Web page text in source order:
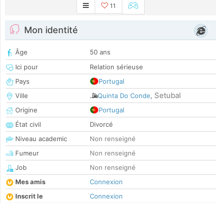
11
Mon identité
Âge
50 ans
Ici pour
Relation sérieuse
Pays
Portugal
Ville
Quinta Do Conde, Setubal
Origine
Portugal
État civil
Divorcé
Niveau academic
Non renseigné
Fumeur
Non renseigné
Job
Non renseigné
Mes amis
Connexion
Inscrit le
Connexion